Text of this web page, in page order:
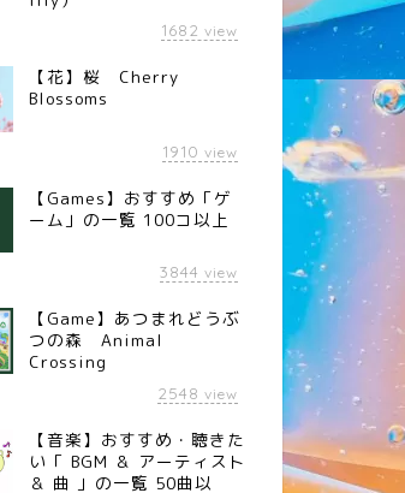
1682 view
【花】桜 Cherry
Blossoms
1910 view
【Games】おすすめ「ゲ
ーム」の一覧 100コ以上
3844 view
【Game】あつまれどうぶ
つの森 Animal
Crossing
2548 view
【音楽】おすすめ・聴きた
い「 BGM ＆ アーティスト
＆ 曲 」の一覧 50曲以